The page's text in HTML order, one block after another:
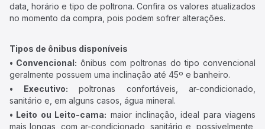
data, horário e tipo de poltrona. Confira os valores atualizados
no momento da compra, pois podem sofrer alterações.
Tipos de ônibus disponíveis
• Convencional: ônibus com poltronas do tipo convencional
geralmente possuem uma inclinação até 45º e banheiro.
• Executivo: poltronas confortáveis, ar-condicionado,
sanitário e, em alguns casos, água mineral.
• Leito ou Leito-cama: maior inclinação, ideal para viagens
mais longas, com ar-condicionado, sanitário e, possivelmente,